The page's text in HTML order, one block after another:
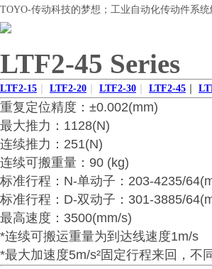
TOYO-传动科技的梦想；工业自动化传动件系
LTF2-45 Series
LTF2-15 LTF2-20 LTF2-30 LTF2-45
重复定位精度：±0.002(mm)
最大推力：1128(N)
连续推力：251(N)
连续可搬重量：90 (kg)
标准行程：N-单动子：203-4235/
标准行程：D-双动子：301-3885/
最高速度：3500(mm/s)
*连续可搬运重量为到达线速度1m/s
*最大加速度5m/s²固定行程来回，不